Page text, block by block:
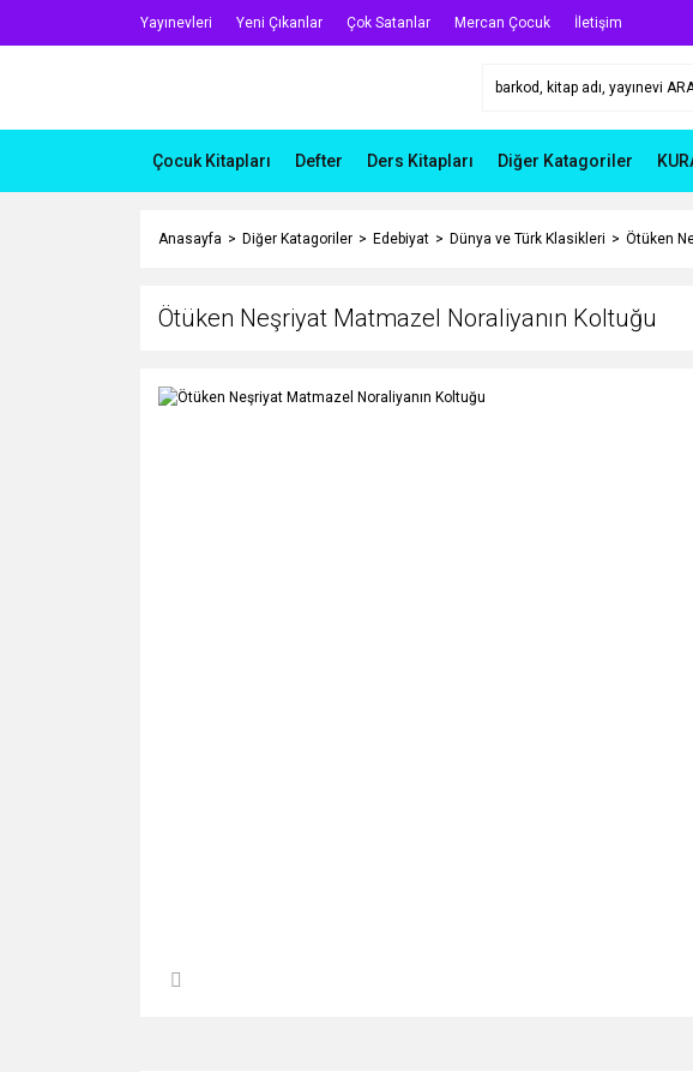
Yayınevleri Yeni Çıkanlar Çok Satanlar Mercan Çocuk İletişim
Çocuk Kitapları Defter Ders Kitapları Diğer Katagoriler
Anasayfa Diğer Katagoriler Edebiyat Dünya ve Türk Klasikleri Ötüken
Ötüken Neşriyat Matmazel Noraliyanın Koltuğu